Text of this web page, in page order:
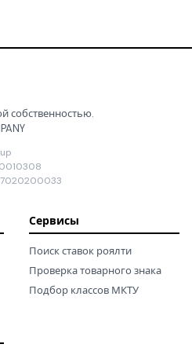
собственностью.
Сервисы
Поиск ставок роялти
Проверка товарного знака
Подбор классов МКТУ